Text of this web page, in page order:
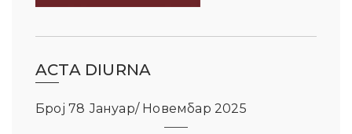
ACTA DIURNA
Број 78 Јануар/ Новембар 2025